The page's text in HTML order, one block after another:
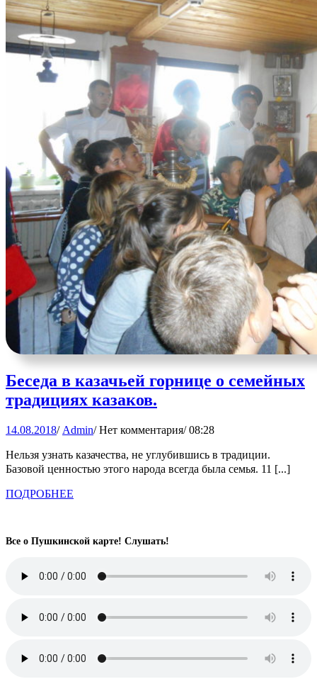
Беседа в казачьей горнице о семейных
традициях казаков.
казачьей
горнице
о
казаков.
14.08.201814.08.2018
/ AdminAdmin
/ Нет комментария/ 08:28
Нельзя узнать казачества, не углубившись в традиции.
Базовой ценностью этого народа всегда была семья. 11 [...]
ПОДРОБНЕЕ
Все о Пушкинской карте! Слушать!